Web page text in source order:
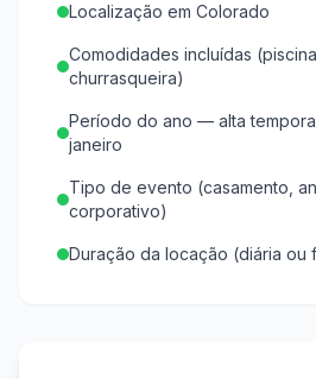
Localização em Colorado
Comodidades incluídas
churrasqueira)
Período do ano — alta
janeiro
Tipo de evento (casamento,
corporativo)
Duração da locação (diária ou